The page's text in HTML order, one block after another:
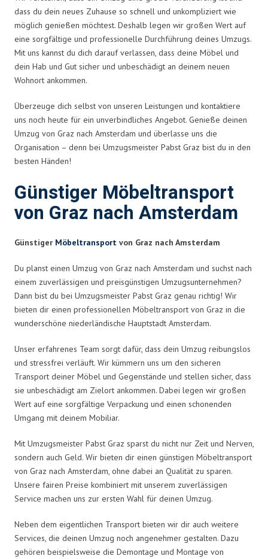
dass du dein neues Zuhause so schnell und unkompliziert wie
möglich genießen möchtest. Deshalb legen wir großen Wert auf
eine sorgfältige und professionelle Durchführung deines Umzugs.
Mit uns kannst du dich darauf verlassen, dass deine Möbel und
dein Hab und Gut sicher und unbeschädigt an deinem neuen
Wohnort ankommen.
Überzeuge dich selbst von unseren Leistungen und kontaktiere
uns noch heute für ein unverbindliches Angebot. Genieße deinen
Umzug von Graz nach Amsterdam und überlasse uns die
Organisation – denn bei Umzugsmeister Pabst Graz bist du in den
besten Händen!
Günstiger Möbeltransport
von Graz nach Amsterdam
Günstiger Möbeltransport von Graz nach Amsterdam
Du planst einen Umzug von Graz nach Amsterdam und suchst nach
einem zuverlässigen und preisgünstigen Umzugsunternehmen?
Dann bist du bei Umzugsmeister Pabst Graz genau richtig! Wir
bieten dir einen professionellen Möbeltransport von Graz in die
wunderschöne niederländische Hauptstadt Amsterdam.
Unser erfahrenes Team sorgt dafür, dass dein Umzug reibungslos
und stressfrei verläuft. Wir kümmern uns um den sicheren
Transport deiner Möbel und Gegenstände und stellen sicher, dass
sie unbeschädigt am Zielort ankommen. Dabei legen wir großen
Wert auf eine sorgfältige Verpackung und einen schonenden
Umgang mit deinem Mobiliar.
Mit Umzugsmeister Pabst Graz sparst du nicht nur Zeit und Nerven,
sondern auch Geld. Wir bieten dir einen günstigen Möbeltransport
von Graz nach Amsterdam, ohne dabei an Qualität zu sparen.
Unsere fairen Preise kombiniert mit unserem zuverlässigen
Service machen uns zur ersten Wahl für deinen Umzug.
Neben dem eigentlichen Transport bieten wir dir auch weitere
Services, die deinen Umzug noch angenehmer gestalten. Dazu
gehören beispielsweise die Demontage und Montage von